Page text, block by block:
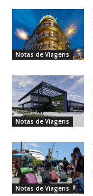
Notas de Viagens
Notas de Viagens
Notas de Viagens